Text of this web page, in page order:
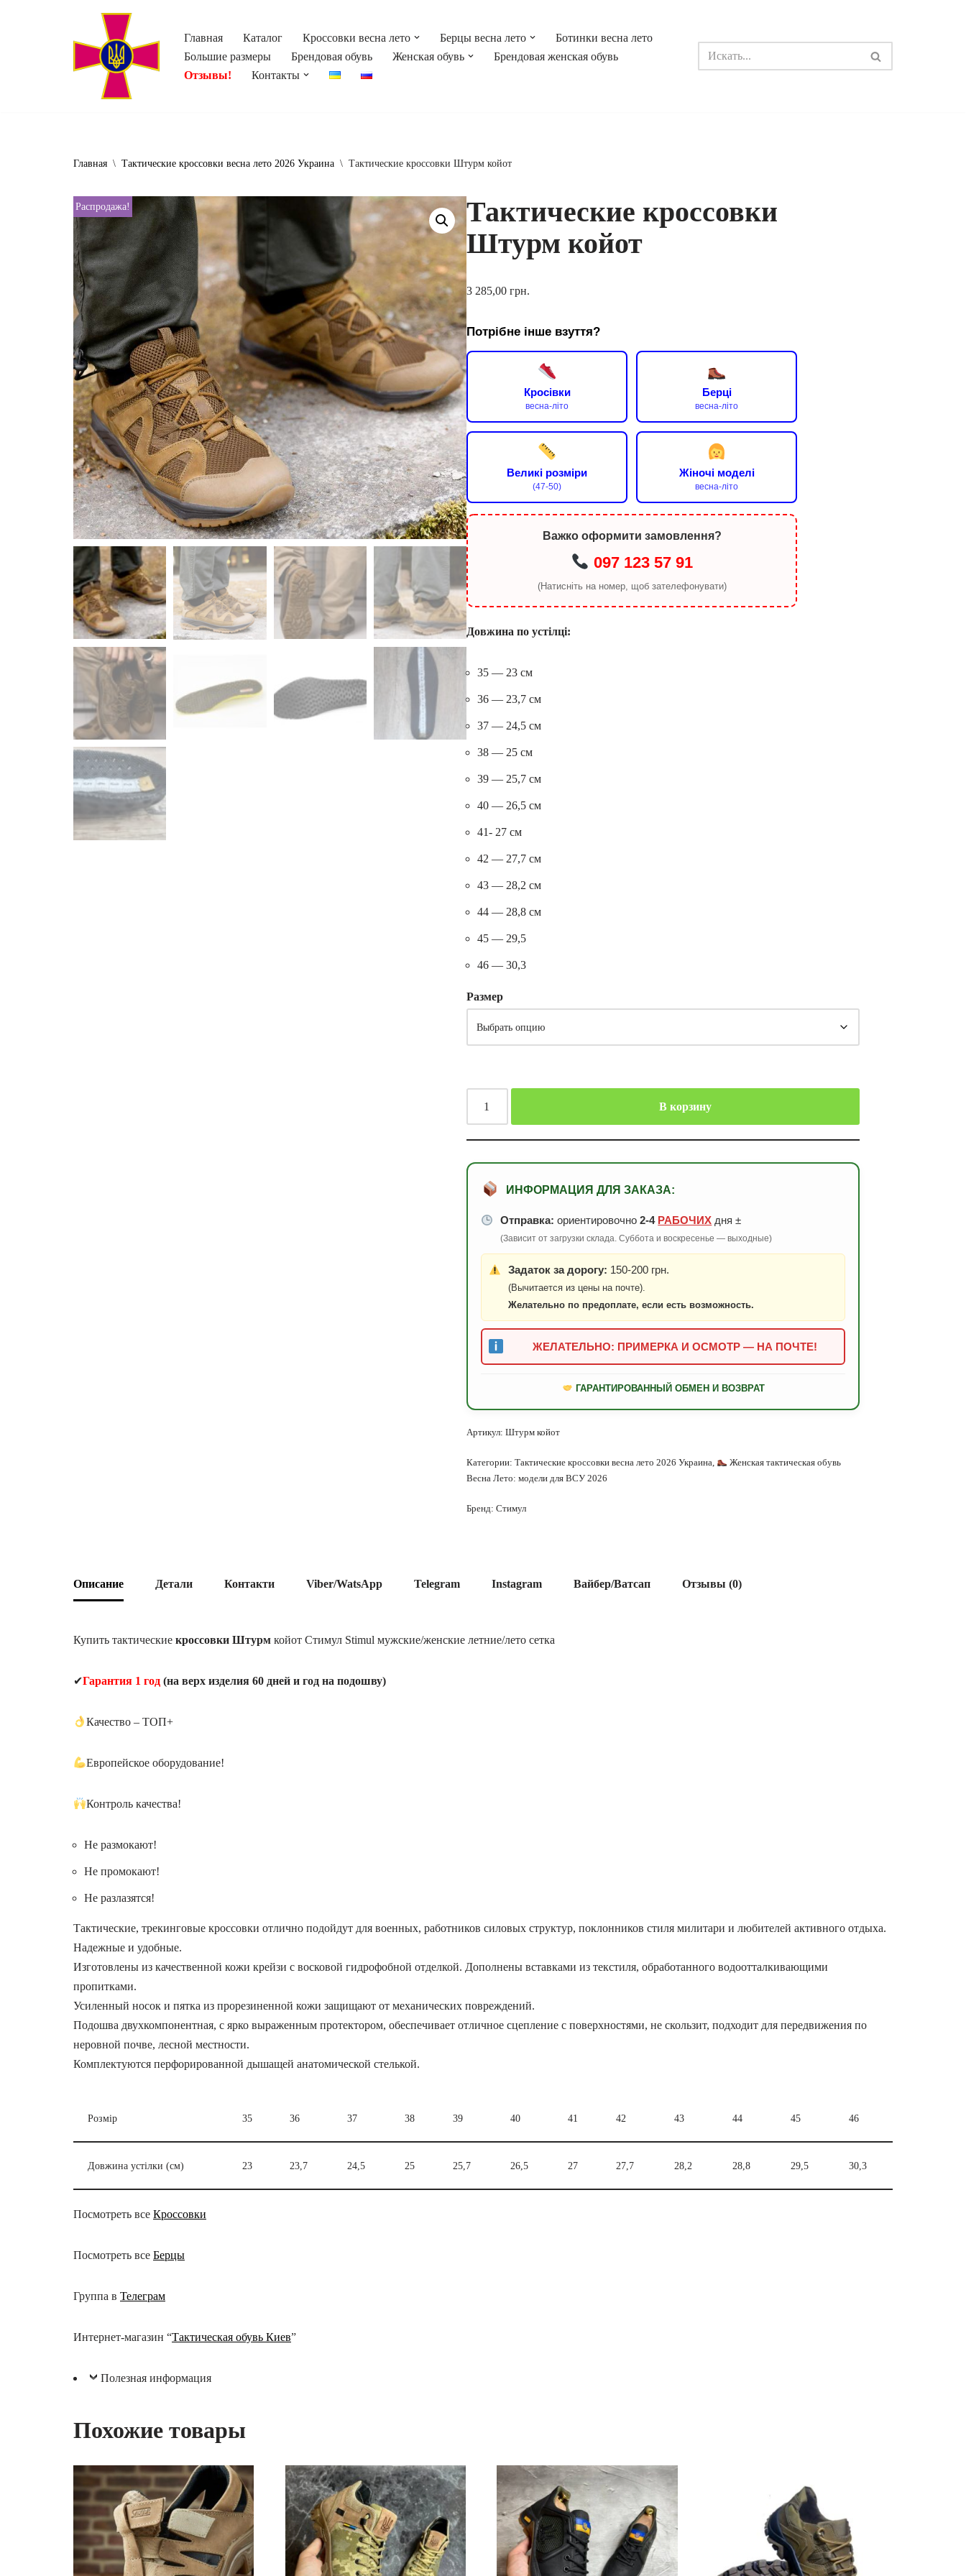
Главная Каталог Кроссовки весна лето Берцы весна лето
Ботинки весна лето
Большие размеры
Брендовая обувь Женская обувь
Брендовая женская обувь
Отзывы!
Контакты
Главная \ Тактические кроссовки весна лето 2026 Украина \ Тактические кроссовки Штурм койот
Распродажа!
Тактические кроссовки
Штурм койот
3 285,00грн.
Потрібне інше взуття?
Кросівки
весна-літо
Берці
весна-літо
Великі розміри
(47-50)
Жіночі моделі
весна-літо
Важко оформити замовлення?
097 123 57 91
(Натисніть на номер, щоб зателефонувати)
Довжина по устілці:
35 — 23 см
36 — 23,7 см
37 — 24,5 см
38 — 25 см
39 — 25,7 см
40 — 26,5 см
41- 27 см
42 — 27,7 см
43 — 28,2 см
44 — 28,8 см
45 — 29,5
46 — 30,3
Размер
В корзину
ИНФОРМАЦИЯ ДЛЯ ЗАКАЗА:
Отправка: ориентировочно2-4 РАБОЧИХ дня ±
(Зависит от загрузки склада. Суббота и воскресенье — выходные)
Задаток за дорогу: 150-200 грн.
(Вычитается из цены на почте).
Желательно по предоплате, если есть возможность.
ЖЕЛАТЕЛЬНО: ПРИМЕРКА И ОСМОТР — НА ПОЧТЕ!
ГАРАНТИРОВАННЫЙ ОБМЕН И ВОЗВРАТ
Артикул:Штурм койот
Категории:Тактические кроссовки весна лето 2026 Украина,
Женская тактическая обувь
Весна Лето: модели для ВСУ 2026
Бренд:Стимул
Описание Детали Контакти Viber/WatsApp Telegram Instagram Вайбер/Ватсап Отзывы (0)
Купить тактические кроссовки Штурм койот Стимул Stimul мужские/женские летние/лето сетка
✔Гарантия 1 год (на верх изделия 60 дней и год на подошву)
Качество – ТОП+
Европейское оборудование!
Контроль качества!
Не размокают!
Не промокают!
Не разлазятся!
Тактические, трекинговые кроссовки отлично подойдут для военных, работников силовых структур, поклонников стиля милитари и любителей активного отдыха.
Надежные и удобные.
Изготовлены из качественной кожи крейзи с восковой гидрофобной отделкой. Дополнены вставками из текстиля, обработанного водоотталкивающими
пропитками.
Усиленный носок и пятка из прорезиненной кожи защищают от механических повреждений.
Подошва двухкомпонентная, с ярко выраженным протектором, обеспечивает отличное сцепление с поверхностями, не скользит, подходит для передвижения по
неровной почве, лесной местности.
Комплектуются перфорированной дышащей анатомической стелькой.
Розмір 35 36 37 38 39 40 41 42 43 44 45 46
Довжина устілки (см) 23 23,7 24,5 25 25,7 26,5 27 27,7 28,2 28,8 29,5 30,3
Посмотреть все Кроссовки
Посмотреть все Берцы
Группа в Телеграм
Интернет-магазин “Тактическая обувь Киев”
Полезная информация
Похожие товары